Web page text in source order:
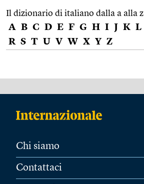
Il dizionario di italiano dalla a alla z
A B C D E F G H I J K L
R S T U V W X Y Z
Chi siamo
Contattaci